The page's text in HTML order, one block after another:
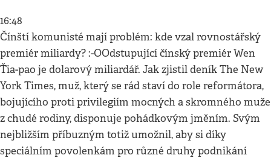
16:48
Čínští komunisté mají problém: kde vzal rovnostářský
premiér miliardy? :-OOdstupující čínský premiér Wen
Ťia-pao je dolarový miliardář. Jak zjistil deník The New
York Times, muž, který se rád staví do role reformátora,
bojujícího proti privilegiím mocných a skromného muže
z chudé rodiny, disponuje pohádkovým jměním. Svým
nejbližším příbuzným totiž umožnil, aby si díky
speciálním povolenkám pro různé druhy podnikání